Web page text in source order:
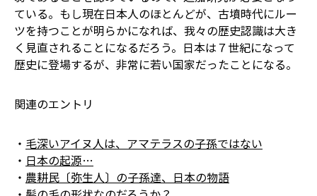
ている。もし現在日本人のほとんどが、古墳時代にルー
ツを持つことが明らかになれば、我々の歴史認識は大き
く見直されることになるだろう。日本は７世紀になって
歴史に登場するが、非常に若い国家だったことになる。
関連のエントリ
・ 毛深いアイヌ人は、アマテラスの子孫ではない
・ 日本の起源…
・ 農耕民〔弥生人〕の子孫達、日本の物語